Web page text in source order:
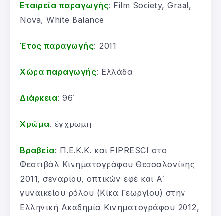
Εταιρεία παραγωγής: Film Society, Graal,
Nova, White Balance
Έτος παραγωγής: 2011
Χώρα παραγωγής: Ελλάδα
Διάρκεια: 96΄
Χρώμα: έγχρωμη
Βραβεία: Π.Ε.Κ.Κ. και FIPRESCI στο
Φεστιβάλ Κινηματογράφου Θεσσαλονίκης
2011, σεναρίου, οπτικών εφέ και Α΄
γυναικείου ρόλου (Κίκα Γεωργίου) στην
Ελληνική Ακαδημία Κινηματογράφου 2012,